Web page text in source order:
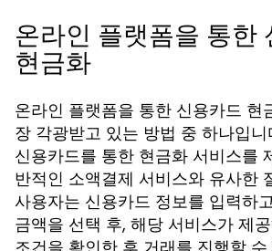
온라인 플랫폼을 통한
현금화
온라인 플랫폼을 통한 신용카드 현
장 각광받고 있는 방법 중 하나입
신용카드를 통한 현금화 서비스를
반적인 소액결제 서비스와 유사한
사용자는 신용카드 정보를 입력하
금액을 선택 후, 해당 서비스가 제